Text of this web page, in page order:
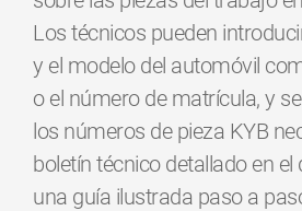
Los técnicos pueden
y el modelo del automóvil
o el número de matrícula, y
los números de pieza KYB
boletín técnico detallado en el
una guía ilustrada paso a